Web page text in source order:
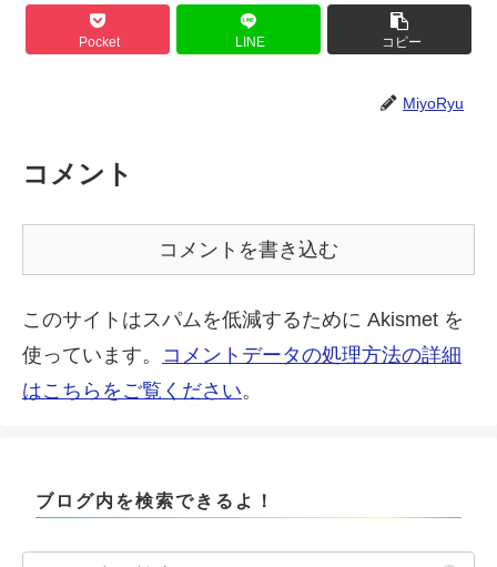
Pocket LINE コピー
MiyoRyu
コメント
コメントを書き込む
このサイトはスパムを低減するために Akismet を
使っています。 コメントデータの処理方法の詳細
はこちらをご覧ください。
ブログ内を検索できるよ！